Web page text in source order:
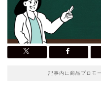
記事内に商品プロモ